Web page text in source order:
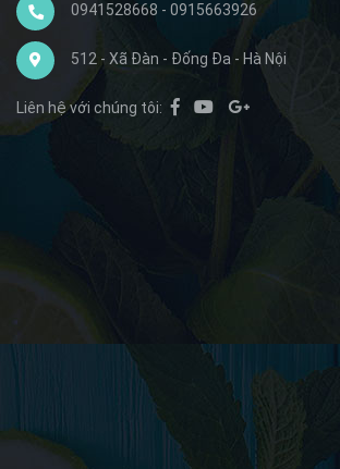
0941528668 - 0915663926
512 - Xã Đàn - Đống Đa - Hà Nội
Liên hệ với chúng tôi: